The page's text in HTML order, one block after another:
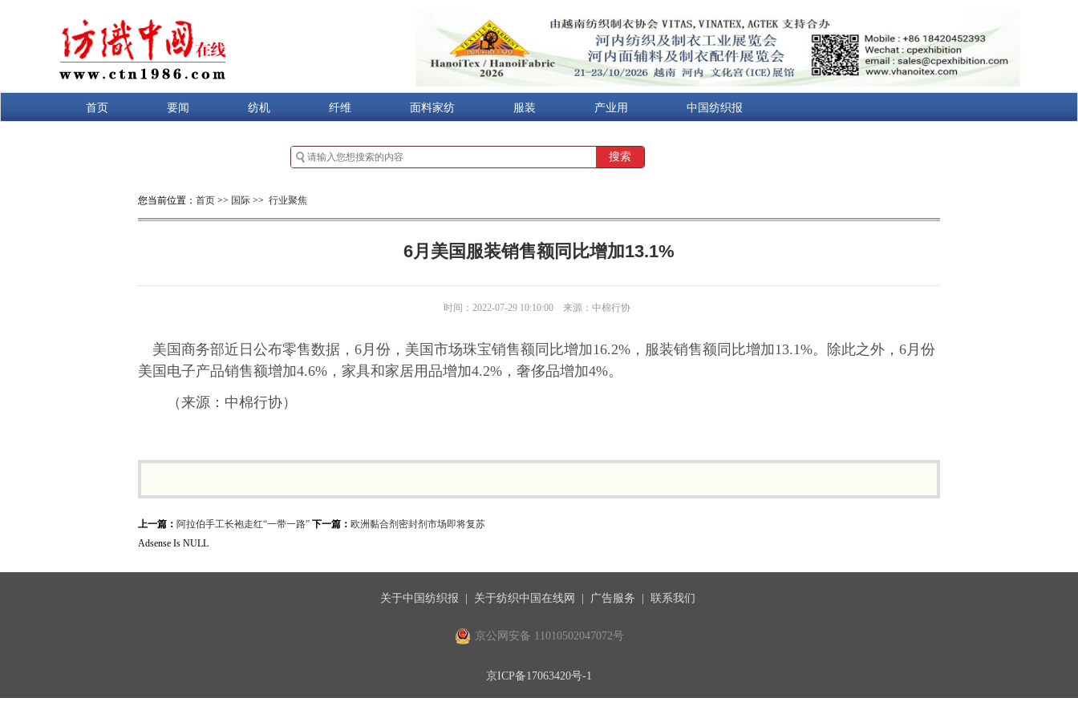
首页 要闻 纺机 纤维 面料家纺 服装 产业用 中国纺织报
您当前位置： 首页 >> 国际 >> 行业聚焦
6月美国服装销售额同比增加13.1%
时间：2022-07-29 10:10:00来源：中棉行协
美国商务部近日公布零售数据， 6月份，美国市场珠宝销售额同比增加16.2%，服装销售额同比增加13.1%。除此之外，6月份
美国电子产品销售额增加4.6%，家具和家居用品增加4.2%，奢侈品增加4%。
（来源：中棉行协）
上一篇： 阿拉伯手工长袍走红“一带一路” 下一篇： 欧洲黏合剂密封剂市场即将复苏
Adsense Is NULL
关于中国纺织报 关于纺织中国在线网 广告服务 联系我们
京公网安备 11010502047072号
京ICP备17063420号-1